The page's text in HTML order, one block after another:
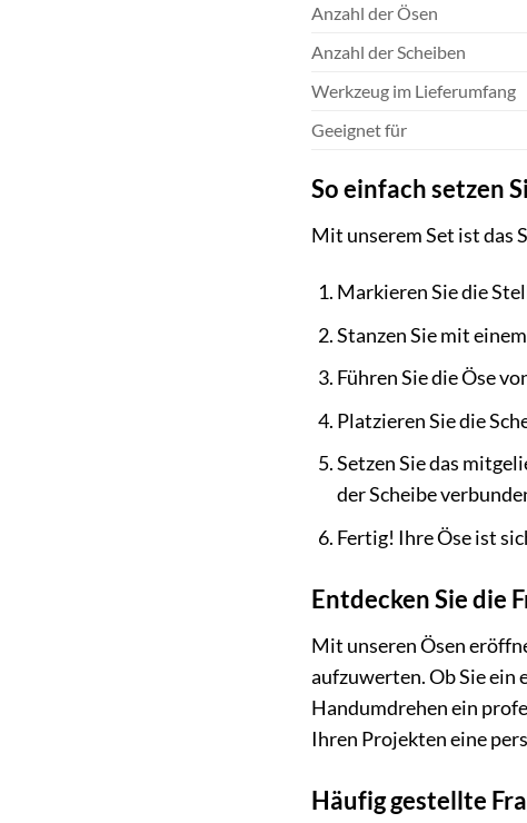
Anzahl der Ösen
Anzahl der Scheiben
Werkzeug im Lieferumfang
Geeignet für
So einfach setzen
Mit unserem Set ist das
Markieren Sie die
Stanzen Sie mit
Führen Sie die Öse
Platzieren Sie die
Setzen Sie das
der Scheibe
Fertig! Ihre Öse ist
Entdecken Sie die
Mit unseren Ösen
aufzuwerten. Ob Sie ein
Handumdrehen ein
Ihren Projekten eine
Häufig gestellte